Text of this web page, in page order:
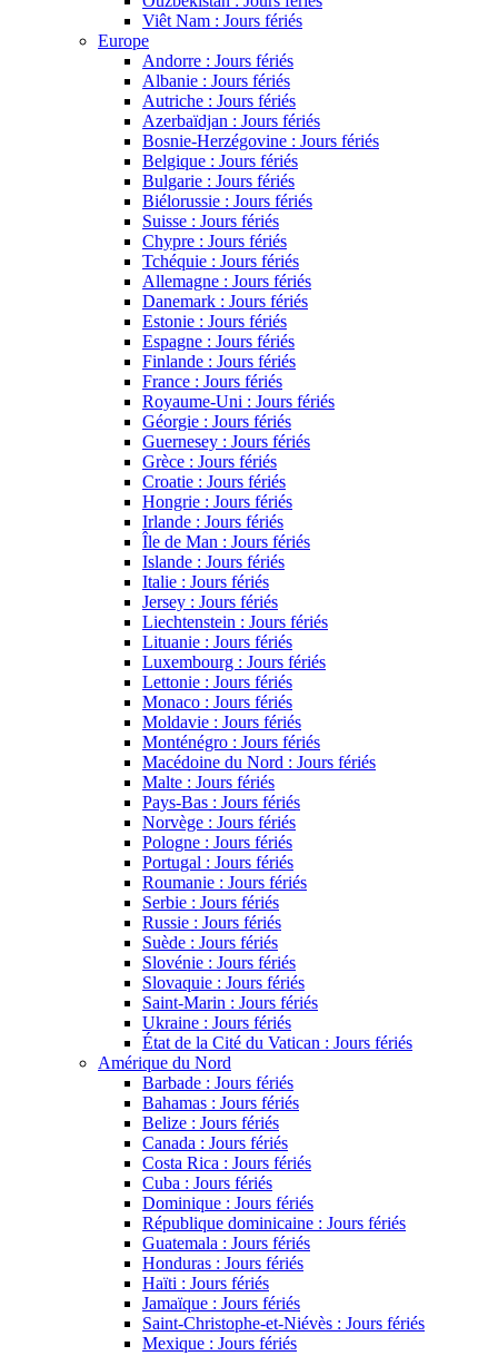
Viêt Nam : Jours fériés
Europe
Andorre : Jours fériés
Albanie : Jours fériés
Autriche : Jours fériés
Azerbaïdjan : Jours fériés
Bosnie-Herzégovine : Jours fériés
Belgique : Jours fériés
Bulgarie : Jours fériés
Biélorussie : Jours fériés
Suisse : Jours fériés
Chypre : Jours fériés
Tchéquie : Jours fériés
Allemagne : Jours fériés
Danemark : Jours fériés
Estonie : Jours fériés
Espagne : Jours fériés
Finlande : Jours fériés
France : Jours fériés
Royaume-Uni : Jours fériés
Géorgie : Jours fériés
Guernesey : Jours fériés
Grèce : Jours fériés
Croatie : Jours fériés
Hongrie : Jours fériés
Irlande : Jours fériés
Île de Man : Jours fériés
Islande : Jours fériés
Italie : Jours fériés
Jersey : Jours fériés
Liechtenstein : Jours fériés
Lituanie : Jours fériés
Luxembourg : Jours fériés
Lettonie : Jours fériés
Monaco : Jours fériés
Moldavie : Jours fériés
Monténégro : Jours fériés
Macédoine du Nord : Jours fériés
Malte : Jours fériés
Pays-Bas : Jours fériés
Norvège : Jours fériés
Pologne : Jours fériés
Portugal : Jours fériés
Roumanie : Jours fériés
Serbie : Jours fériés
Russie : Jours fériés
Suède : Jours fériés
Slovénie : Jours fériés
Slovaquie : Jours fériés
Saint-Marin : Jours fériés
Ukraine : Jours fériés
État de la Cité du Vatican : Jours fériés
Amérique du Nord
Barbade : Jours fériés
Bahamas : Jours fériés
Belize : Jours fériés
Canada : Jours fériés
Costa Rica : Jours fériés
Cuba : Jours fériés
Dominique : Jours fériés
République dominicaine : Jours fériés
Guatemala : Jours fériés
Honduras : Jours fériés
Haïti : Jours fériés
Jamaïque : Jours fériés
Saint-Christophe-et-Niévès : Jours fériés
Mexique : Jours fériés